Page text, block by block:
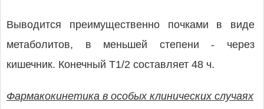
Выводится преимущественно почками в виде
метаболитов, в меньшей степени - через
кишечник. Конечный T1/2 составляет 48 ч.
Фармакокинетика в особых клинических случаях